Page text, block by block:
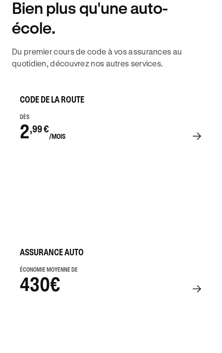
DISPONIBILITÉ 6J/7
Bien plus qu'une auto-
école.
Du premier cours de code à vos assurances au
quotidien, découvrez nos autres services.
CODE DE LA ROUTE
DÈS
2,99 €
/MOIS
ASSURANCE AUTO
ÉCONOMIE MOYENNE DE
430€